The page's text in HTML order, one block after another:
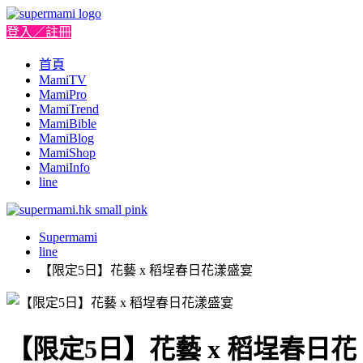
登入／註冊
首頁
MamiTV
MamiPro
MamiTrend
MamiBible
MamiBlog
MamiShop
MamiInfo
line
Supermami
line
【限定5日】花藝 x 稻埕春日花漾盛宴
【限定5日】花藝 x 稻埕春日花